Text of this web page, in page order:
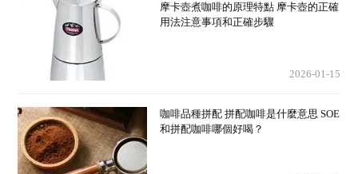
摩卡壺煮咖啡的原理特點 摩卡壺的正確
用法注意事項和正確步驟
2026-01-15
咖啡品種拼配 拼配咖啡是什麼意思 SOE
和拼配咖啡哪個好喝？